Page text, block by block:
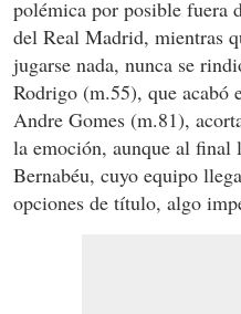
polémica por posible fuera
del Real Madrid, mientras
jugarse nada, nunca se
Rodrigo (m.55), que acabó
Andre Gomes (m.81),
la emoción, aunque al final
Bernabéu, cuyo equipo
opciones de título, algo